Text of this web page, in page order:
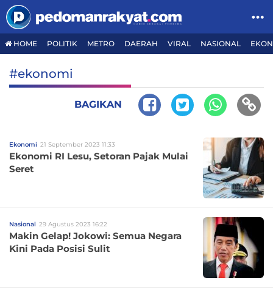
HOME POLITIK METRO DAERAH VIRAL NASIONAL
#ekonomi
BAGIKAN
Ekonomi 21 September 2023 11:33
Ekonomi RI Lesu, Setoran Pajak Mulai
Seret
Nasional 29 Agustus 2023 16:22
Makin Gelap! Jokowi: Semua Negara
Kini Pada Posisi Sulit